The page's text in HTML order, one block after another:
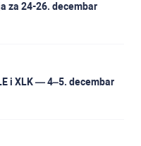
za 24-26. decembar
i XLK — 4–5. decembar